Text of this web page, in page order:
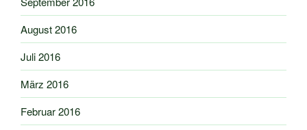
August 2016
Juli 2016
März 2016
Februar 2016